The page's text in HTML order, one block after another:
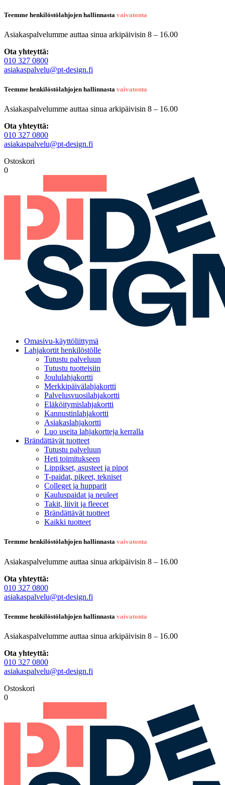
Teemme henkilöstölahjojen hallinnasta vaivatonta
Asiakaspalvelumme auttaa sinua arkipäivisin 8 – 16.00
Ota yhteyttä:
010 327 0800
asiakaspalvelu@pt-design.fi
Teemme henkilöstölahjojen hallinnasta vaivatonta
Asiakaspalvelumme auttaa sinua arkipäivisin 8 – 16.00
Ota yhteyttä:
010 327 0800
asiakaspalvelu@pt-design.fi
Ostoskori
0
Omasivu-käyttöliittymä
Lahjakortit henkilöstölle
Tutustu palveluun
Tutustu tuotteisiin
Joululahjakortti
Merkkipäivälahjakortti
Palvelusvuosilahjakortti
Eläköitymislahjakortti
Kannustinlahjakortti
Asiakaslahjakortti
Luo useita lahjakortteja kerralla
Brändättävät tuotteet
Tutustu palveluun
Heti toimitukseen
Lippikset, asusteet ja pipot
T-paidat, pikeet, tekniset
Colleget ja hupparit
Kauluspaidat ja neuleet
Takit, liivit ja fleecet
Brändättävät tuotteet
Kaikki tuotteet
Teemme henkilöstölahjojen hallinnasta vaivatonta
Asiakaspalvelumme auttaa sinua arkipäivisin 8 – 16.00
Ota yhteyttä:
010 327 0800
asiakaspalvelu@pt-design.fi
Teemme henkilöstölahjojen hallinnasta vaivatonta
Asiakaspalvelumme auttaa sinua arkipäivisin 8 – 16.00
Ota yhteyttä:
010 327 0800
asiakaspalvelu@pt-design.fi
Ostoskori
0